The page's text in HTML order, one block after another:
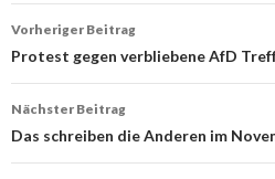
Beitrags-
Navigation
Vorheriger Beitrag
Protest gegen verbliebene AfD
Nächster Beitrag
Das schreiben die Anderen im